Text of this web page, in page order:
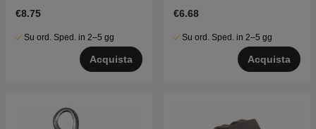
€8.75
Su ord. Sped. in 2–5 gg
Acquista
€6.68
Su ord. Sped. in 2–5 gg
Acquista